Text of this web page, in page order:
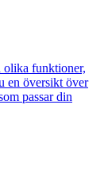
olika funktioner,
en översikt över
passar din